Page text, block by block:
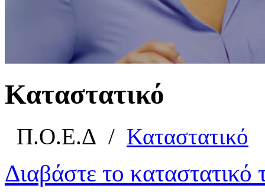
Καταστατικό
Π.Ο.Ε.Δ / Καταστατικό
Διαβάστε το